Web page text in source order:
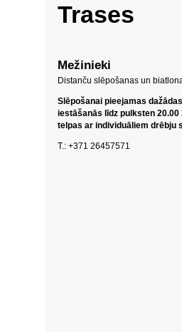
Trases
Mežinieki
Distanču slēpošanas un
Slēpošanai pieejamas
iestāšanās līdz pulksten
telpas ar individuāliem drēbju
T.: +371 26457571